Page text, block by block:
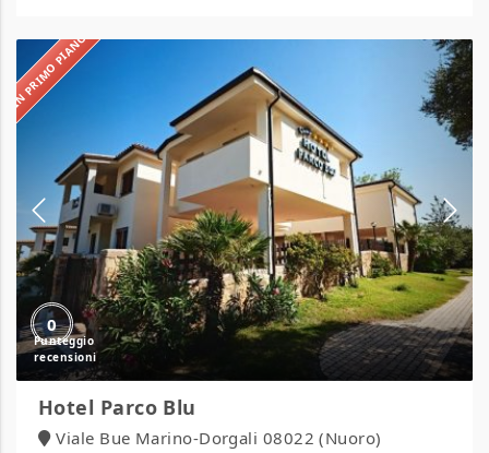
IN PRIMO PIANO
0
Hotel Parco Blu
Viale Bue Marino-Dorgali 08022 (Nuoro)